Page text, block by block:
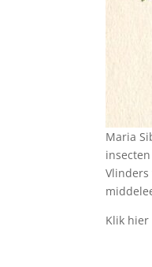
Maria
insecten
Klik